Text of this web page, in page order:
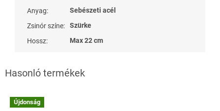
Anyag:
Sebészeti acél
Zsinór színe:
Szürke
Hossz: Max 22 cm
Újdonság